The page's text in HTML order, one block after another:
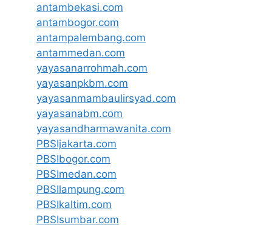
antambekasi.com
antambogor.com
antampalembang.com
antammedan.com
yayasanarrohmah.com
yayasanpkbm.com
yayasanmambaulirsyad.com
yayasanabm.com
yayasandharmawanita.com
PBSIjakarta.com
PBSIbogor.com
PBSImedan.com
PBSIlampung.com
PBSIkaltim.com
PBSIsumbar.com